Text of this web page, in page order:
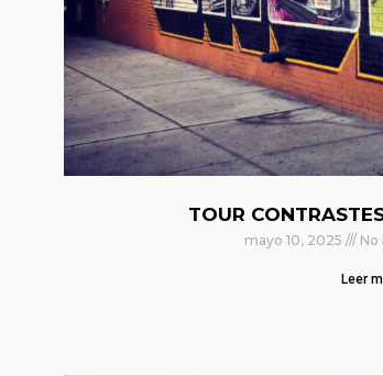
TOUR
mayo 10, 2025 No
Leer